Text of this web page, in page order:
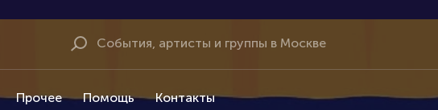
Прочее Помощь Контакты